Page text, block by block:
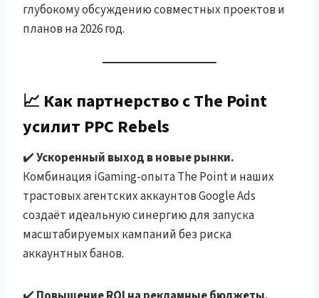
глубокому обсуждению совместных проектов и
планов на 2026 год.
📈 Как партнерство сThe Point
усилит PPC Rebels
✔️Ускоренный выход в новые рынки.
Комбинация iGaming-опыта The Point и наших
трастовых агентских аккаунтов Google Ads
создаёт идеальную синергию для запуска
масштабируемых кампаний без риска
аккаунтных банов.